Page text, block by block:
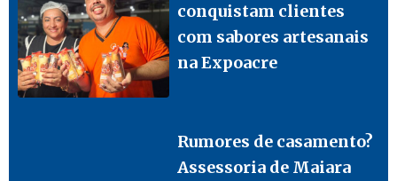
conquistam clientes
com sabores artesanais
na Expoacre
Rumores de casamento?
Assessoria de Maiara